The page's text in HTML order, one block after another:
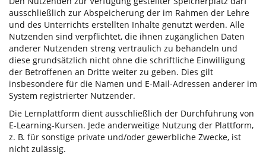
ausschließlich zur Abspeicherung der im Rahmen der Lehre
und des Unterrichts erstellten Inhalte genutzt werden. Alle
Nutzenden sind verpflichtet, die ihnen zugänglichen Daten
anderer Nutzenden streng vertraulich zu behandeln und
diese grundsätzlich nicht ohne die schriftliche Einwilligung
der Betroffenen an Dritte weiter zu geben. Dies gilt
insbesondere für die Namen und E-Mail-Adressen anderer im
System registrierter Nutzender.
Die Lernplattform dient ausschließlich der Durchführung von
E-Learning-Kursen. Jede anderweitige Nutzung der Plattform,
z. B. für sonstige private und/oder gewerbliche Zwecke, ist
nicht zulässig.